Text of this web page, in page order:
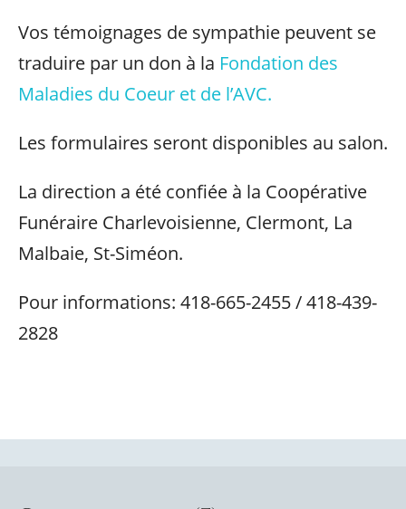
Vos témoignages de sympathie peuvent se
traduire par un don à la Fondation des
Maladies du Coeur et de l’AVC.
Les formulaires seront disponibles au salon.
La direction a été confiée à la Coopérative
Funéraire Charlevoisienne, Clermont, La
Malbaie, St-Siméon.
Pour informations: 418-665-2455 / 418-439-
2828